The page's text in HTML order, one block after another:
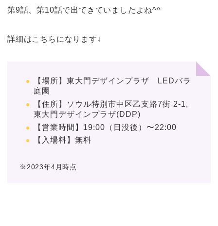
第9話、第10話で出てきていましたよね^^
詳細はこちらになります↓
【場所】東大門デザインプラザ LEDバラ
庭園
【住所】ソウル特別市中区乙支路7街 2-1,
東大門デザインプラザ(DDP)
【営業時間】19:00（日没後）〜22:00
【入場料】無料
※2023年4月時点